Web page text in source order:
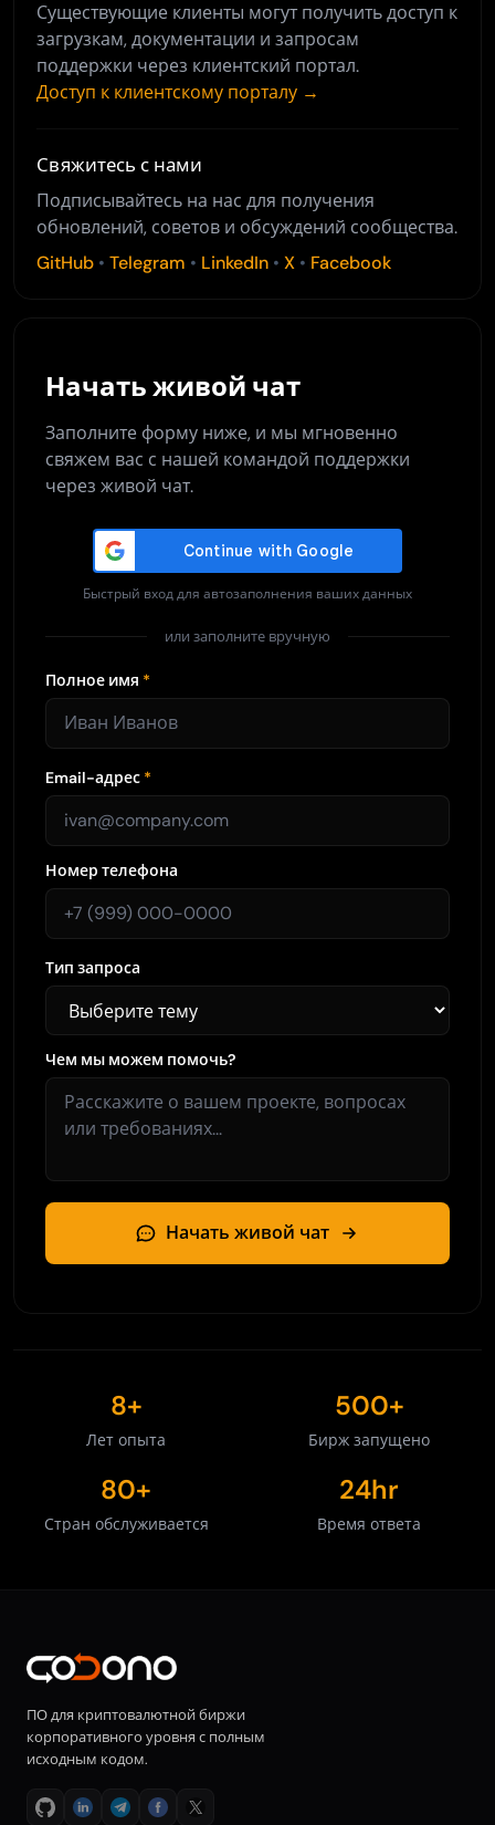
Существующие клиенты могут получить доступ к
загрузкам, документации и запросам
поддержки через клиентский портал.
Доступ к клиентскому порталу →
Свяжитесь с нами
Подписывайтесь на нас для получения
обновлений, советов и обсуждений сообщества.
GitHub • Telegram • LinkedIn • X • Facebook
Начать живой чат
Заполните форму ниже, и мы мгновенно
свяжем вас с нашей командой поддержки
через живой чат.
Быстрый вход для автозаполнения ваших данных
или заполните вручную
Полное имя *
Email-адрес *
Номер телефона
Тип запроса
Чем мы можем помочь?
Начать живой чат
8+
Лет опыта
500+
Бирж запущено
80+
Стран обслуживается
24hr
Время ответа
ПО для криптовалютной биржи
корпоративного уровня с полным
исходным кодом.